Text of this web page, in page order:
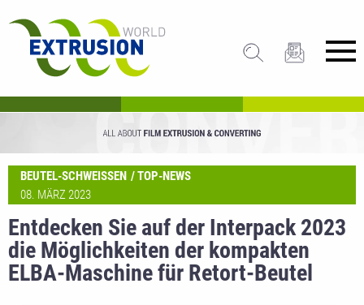
BEUTEL-SCHWEISSEN
TOP-NEWS
08. MÄRZ 2023
Entdecken Sie auf der Interpack 2023
die Möglichkeiten der kompakten
ELBA-Maschine für Retort-Beutel